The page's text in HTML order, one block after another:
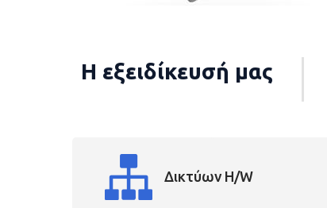
Η εξειδίκευσή μας
Δικτύων H/W